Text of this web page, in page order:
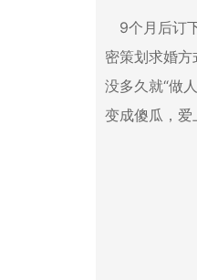
9个月后订
密策划求婚
没多久就“做
变成傻瓜，爱